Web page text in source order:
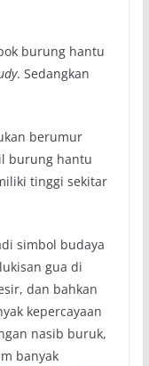
burung hantu
. Sedangkan
berumur
burung hantu
tinggi sekitar
simbol budaya
gua di
dan bahkan
kepercayaan
nasib buruk,
banyak